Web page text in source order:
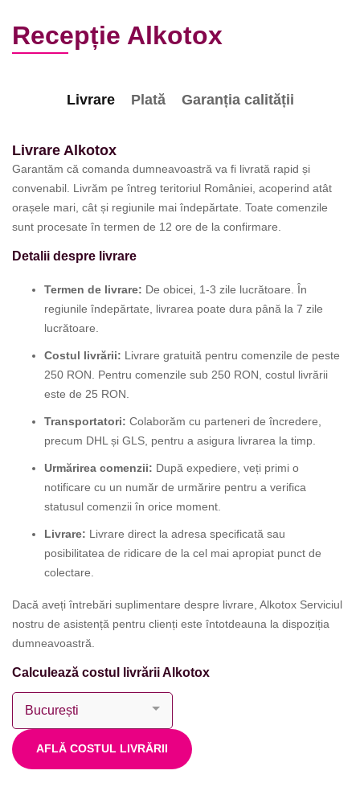
Recepție Alkotox
Livrare Plată Garanția calității
Livrare Alkotox
Garantăm că comanda dumneavoastră va fi livrată rapid și
convenabil. Livrăm pe întreg teritoriul României, acoperind atât
orașele mari, cât și regiunile mai îndepărtate. Toate comenzile
sunt procesate în termen de 12 ore de la confirmare.
Detalii despre livrare
Termen de livrare: De obicei, 1-3 zile lucrătoare. În
regiunile îndepărtate, livrarea poate dura până la 7 zile
lucrătoare.
Costul livrării: Livrare gratuită pentru comenzile de peste
250 RON. Pentru comenzile sub 250 RON, costul livrării
este de 25 RON.
Transportatori: Colaborăm cu parteneri de încredere,
precum DHL și GLS, pentru a asigura livrarea la timp.
Urmărirea comenzii: După expediere, veți primi o
notificare cu un număr de urmărire pentru a verifica
statusul comenzii în orice moment.
Livrare: Livrare direct la adresa specificată sau
posibilitatea de ridicare de la cel mai apropiat punct de
colectare.
Dacă aveți întrebări suplimentare despre livrare, Alkotox Serviciul
nostru de asistență pentru clienți este întotdeauna la dispoziția
dumneavoastră.
Calculează costul livrării Alkotox
AFLĂ COSTUL LIVRĂRII